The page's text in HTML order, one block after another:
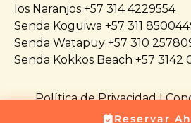
los Naranjos +57 314 4229554
Senda Koguiwa +57 311
Senda Watapuy +57 310
Senda Kokkos Beach +57 3142
Política de Privacidad|
Condiciones de Venta|
Reservar